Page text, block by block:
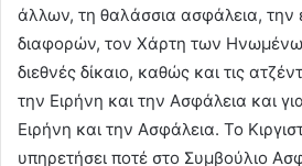
άλλων, τη θαλάσσια ασφάλεια, την
διαφορών, τον Χάρτη των
διεθνές δίκαιο, καθώς και τις
την Ειρήνη και την Ασφάλεια και
Ειρήνη και την Ασφάλεια. Το
υπηρετήσει ποτέ στο Συμβούλιο